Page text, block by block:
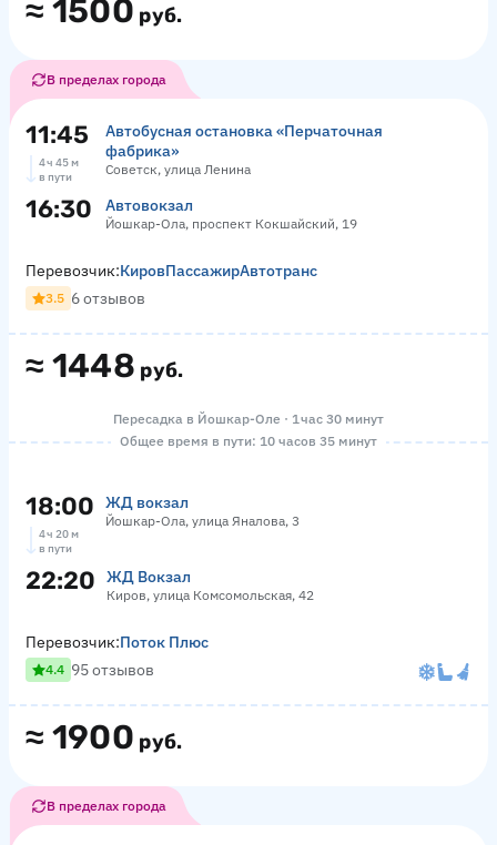
≈ 1500 руб.
В пределах города
11:45
Автобусная остановка «Перчаточная
фабрика»
Советск, улица Ленина
4 ч 45 м
в пути
16:30 Автовокзал
Йошкар-Ола, проспект Кокшайский, 19
≈ 1448 руб.
Перевозчик:КировПассажирАвтотранс
3.5 6 отзывов
Пересадка в Йошкар-Оле · 1 час 30 минут
Общее время в пути: 10 часов 35 минут
18:00 ЖД вокзал
Йошкар-Ола, улица Яналова, 3
4 ч 20 м
в пути
22:20 ЖД Вокзал
Киров, улица Комсомольская, 42
≈ 1900 руб.
Перевозчик:Поток Плюс
4.4 95 отзывов
В пределах города